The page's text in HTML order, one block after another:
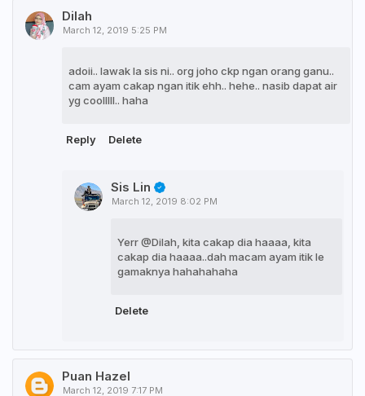
Dilah
March 12, 2019 5:25 PM
adoii.. lawak la sis ni.. org joho ckp ngan orang ganu..
cam ayam cakap ngan itik ehh.. hehe.. nasib dapat air
yg coolllll.. haha
Reply Delete
Sis Lin
March 12, 2019 8:02 PM
Yerr @Dilah, kita cakap dia haaaa, kita
cakap dia haaaa..dah macam ayam itik le
gamaknya hahahahaha
Delete
Puan Hazel
March 12, 2019 7:17 PM